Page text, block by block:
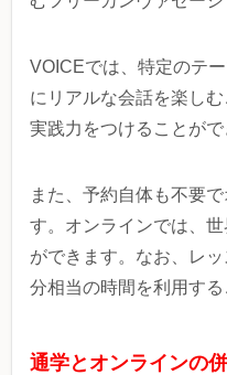
VOICEでは、特定のテ
にリアルな会話を楽し
実践力をつけることがで
また、予約自体も不要
す。オンラインでは、
ができます。なお、レ
分相当の時間を利用する
通学とオンラインの